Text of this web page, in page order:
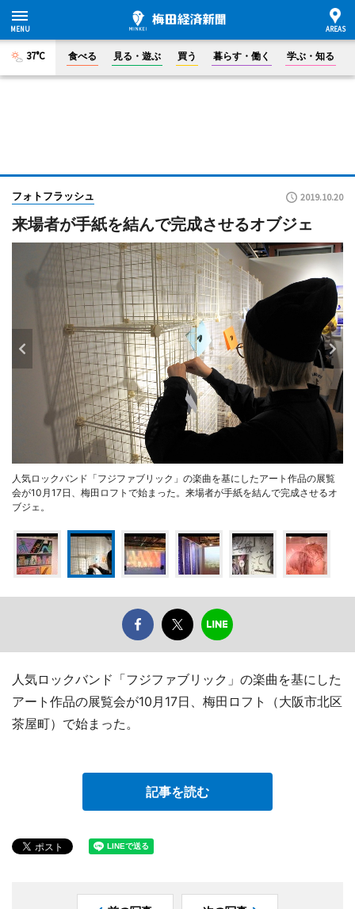
37°C 食べる 見る・遊ぶ 買う 暮らす・働く 学ぶ・知る
フォトフラッシュ 2019.10.20
来場者が手紙を結んで完成させるオブジェ
人気ロックバンド「フジファブリック」の楽曲を基にしたアート作品の展覧
会が10月17日、梅田ロフトで始まった。来場者が手紙を結んで完成させるオ
ブジェ。
人気ロックバンド「フジファブリック」の楽曲を基にした
アート作品の展覧会が10月17日、梅田ロフト（大阪市北区
茶屋町）で始まった。
記事を読む